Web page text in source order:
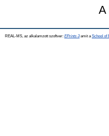
A
REAL-MS, az alkalamzott szoftver: EPrints 3amit a School of